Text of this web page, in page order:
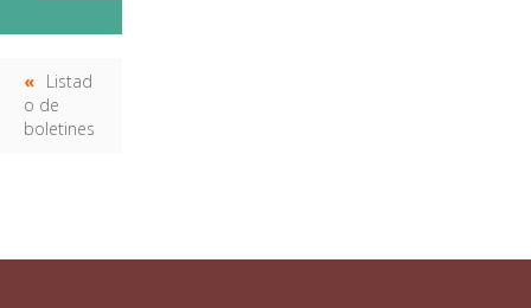
Listad
o de
boletines